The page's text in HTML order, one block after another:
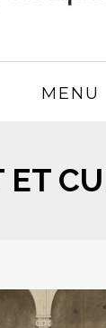
MENU
ET